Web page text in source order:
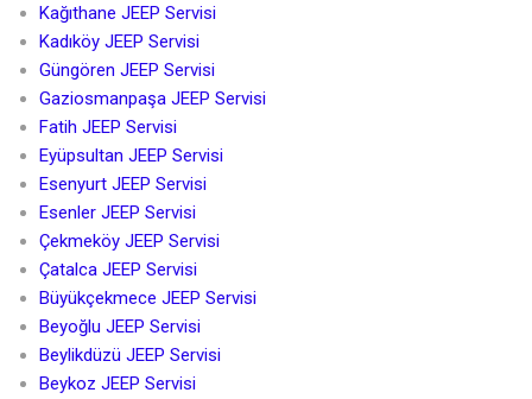
Kağıthane JEEP Servisi
Kadıköy JEEP Servisi
Güngören JEEP Servisi
Gaziosmanpaşa JEEP Servisi
Fatih JEEP Servisi
Eyüpsultan JEEP Servisi
Esenyurt JEEP Servisi
Esenler JEEP Servisi
Çekmeköy JEEP Servisi
Çatalca JEEP Servisi
Büyükçekmece JEEP Servisi
Beyoğlu JEEP Servisi
Beylikdüzü JEEP Servisi
Beykoz JEEP Servisi